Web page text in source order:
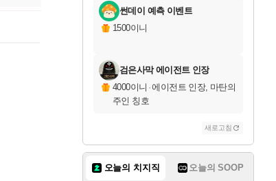
당첨되셨습니다.
당첨되셨습니다.
당첨되셨습니다.
에디션 (스팀코드)를 교환.
당첨되셨습니다.
당첨되셨습니다.
당첨되셨습니다.
당첨되셨습니다.
썬데이 예측 이벤트
1500이니
검은사막 에이전트 인장
4000이니 ·에이전트 인장, 마탄의
주인 칭호
새로고침
오늘의 치지직 오늘의 SOOP